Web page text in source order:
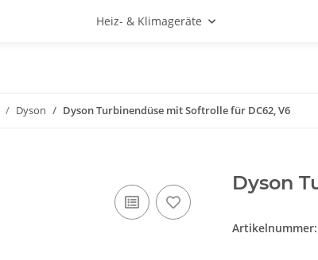
Heiz- & Klimageräte
Dyson Dyson Turbinendüse mit Softrolle für DC62, V6
Dyson
Artikelnummer: